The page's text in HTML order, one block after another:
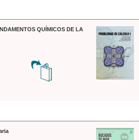
QUÍMICOS DE LA